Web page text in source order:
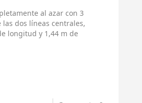
al azar con 3
dos líneas centrales,
longitud y 1,44 m de